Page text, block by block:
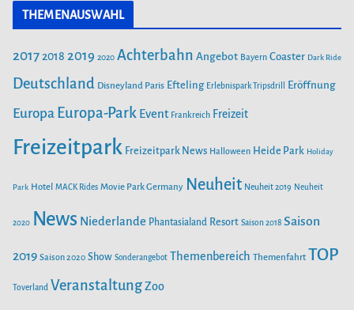
e
n
o
o
t
g
r
m
T
b
e
THEMENAUSWAHL
2017 2018 2019 2020 Achterbahn Angebot Bayern Coaster Dark Ride
Deutschland Disneyland Paris Efteling Erlebnispark Tripsdrill Eröffnung
Europa Europa-Park Event Frankreich Freizeit
Freizeitpark Freizeitpark News Halloween Heide Park Holiday
Park Hotel MACK Rides Movie Park Germany Neuheit Neuheit 2019 Neuheit
2020 News Niederlande Phantasialand Resort Saison 2018 Saison
2019 Saison 2020 Show Sonderangebot Themenbereich Themenfahrt TOP
Toverland VeranstaltungZoo